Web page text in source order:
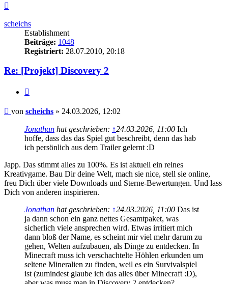
scheichs
Establishment
Beiträge: 1048
Registriert: 28.07.2010, 20:18
Re: [Projekt] Discovery 2
Beitrag
von scheichs » 24.03.2026, 12:02
Jonathan hat geschrieben: ↑24.03.2026, 11:00 Ich
hoffe, dass das das Spiel gut beschreibt, denn das hab
ich persönlich aus dem Trailer gelernt :D
Japp. Das stimmt alles zu 100%. Es ist aktuell ein reines
Kreativgame. Bau Dir deine Welt, mach sie nice, stell sie online,
freu Dich über viele Downloads und Sterne-Bewertungen. Und lass
Dich von anderen inspirieren.
Jonathan hat geschrieben: ↑24.03.2026, 11:00 Das ist
ja dann schon ein ganz nettes Gesamtpaket, was
sicherlich viele ansprechen wird. Etwas irritiert mich
dann bloß der Name, es scheint mir viel mehr darum zu
gehen, Welten aufzubauen, als Dinge zu entdecken. In
Minecraft muss ich verschachtelte Höhlen erkunden um
seltene Mineralien zu finden, weil es ein Survivalspiel
ist (zumindest glaube ich das alles über Minecraft :D),